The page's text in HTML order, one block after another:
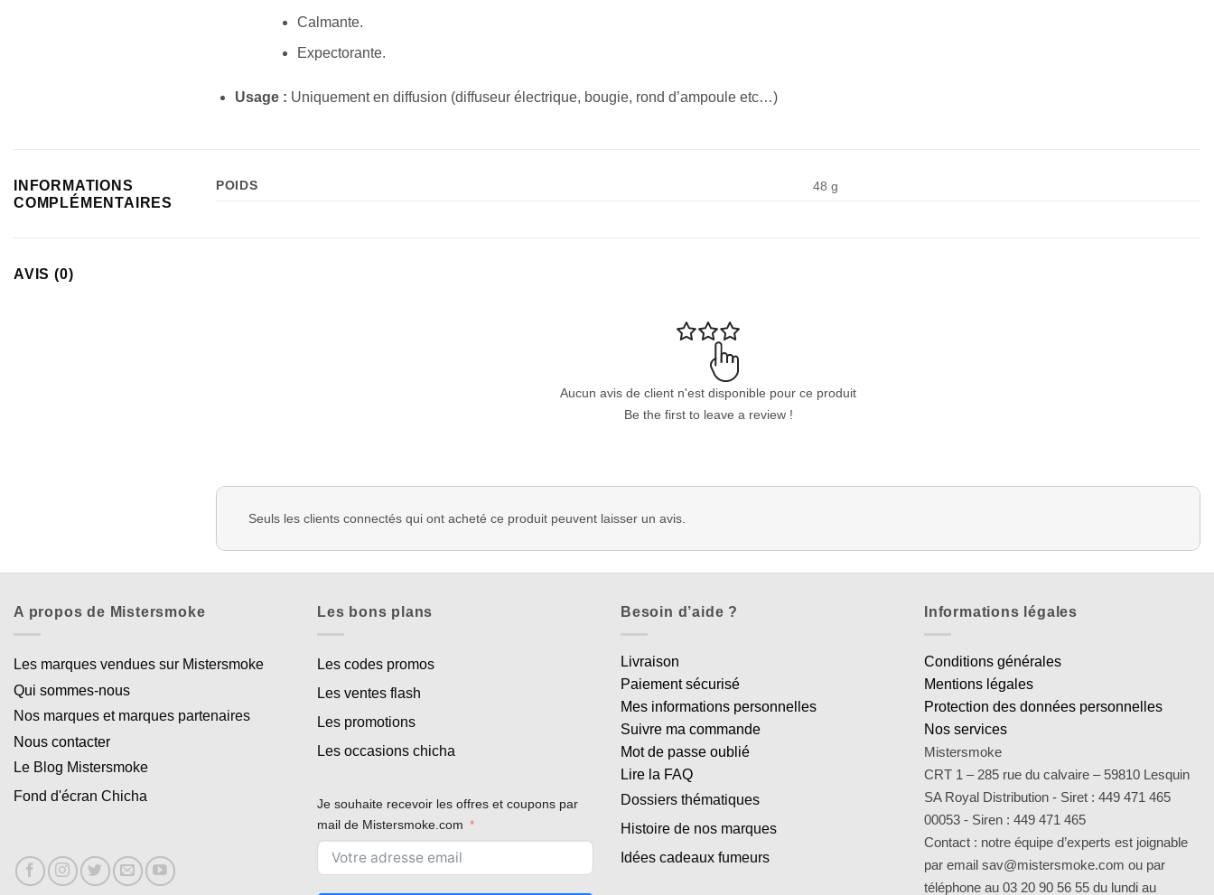
Calmante.
Expectorante.
Usage : Uniquement en diffusion (diffuseur électrique, bougie, rond d’ampoule etc…)
INFORMATIONS
COMPLÉMENTAIRES
POIDS 48 g
AVIS (0)
Aucun avis de client n'est disponible pour ce produit
Be the first to leave a review !
Seuls les clients connectés qui ont acheté ce produit peuvent laisser un avis.
A propos de Mistersmoke
Les marques vendues sur Mistersmoke
Qui sommes-nous
Nos marques et marques partenaires
Nous contacter
Le Blog Mistersmoke
Fond d'écran Chicha
Les bons plans
Les codes promos
Les ventes flash
Les promotions
Les occasions chicha
Je souhaite recevoir les offres et coupons par
mail de Mistersmoke.com
Besoin d’aide ?
Livraison
Paiement sécurisé
Mes informations personnelles
Suivre ma commande
Mot de passe oublié
Lire la FAQ
Dossiers thématiques
Histoire de nos marques
Idées cadeaux fumeurs
Informations légales
Conditions générales
Mentions légales
Protection des données personnelles
Nos services
Mistersmoke
CRT 1 – 285 rue du calvaire – 59810 Lesquin
SA Royal Distribution - Siret : 449 471 465
00053 - Siren : 449 471 465
Contact : notre équipe d’experts est joignable
par email sav@mistersmoke.com ou par
téléphone au 03 20 90 56 55 du lundi au